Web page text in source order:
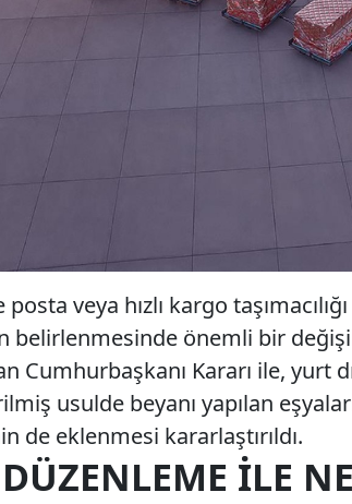
veya hızlı kargo
belirlenmesinde önemli bir
Cumhurbaşkanı Kararı ile, yurt
usulde beyanı yapılan
de eklenmesi kararlaştırıldı.
ILE